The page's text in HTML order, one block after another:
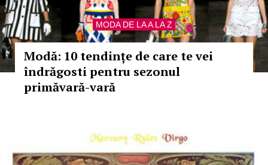
MODA DE LA A LA Z
Modă: 10 tendințe de care te vei
îndrăgosti pentru sezonul
primăvară-vară